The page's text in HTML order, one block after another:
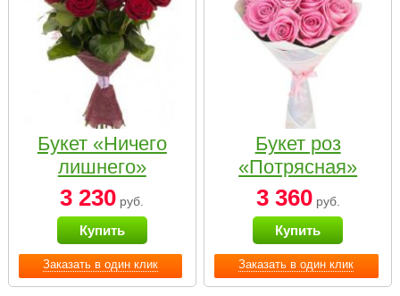
Заказать в один клик
Букет «Ничего
лишнего»
3 230 руб.
Купить
Заказать в один клик
Букет роз
«Потрясная»
3 360руб.
Купить